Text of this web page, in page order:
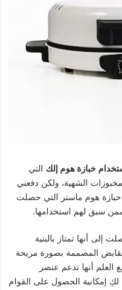
خبازة هوم إلك التي
الشهية، ولكن دفعني
خبازة هوم ماستر التي حصلت
سبق لهم استخدامها.
إلى أنها تمتاز بالبنية
المصممة بصورة مريحة
العلم أنها تدعم عنصر
إمكانية الحصول على القوام